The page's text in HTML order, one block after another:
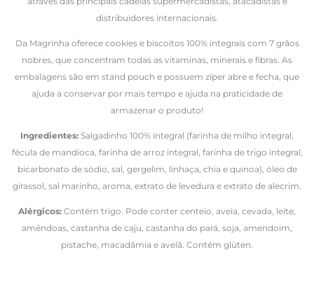
distribuidores internacionais.
Da Magrinha oferece cookies e biscoitos 100% integrais com 7 grãos
nobres, que concentram todas as vitaminas, minerais e fibras. As
embalagens são em stand pouch e possuem zíper abre e fecha, que
ajuda a conservar por mais tempo e ajuda na praticidade de
armazenar o produto!
Ingredientes: Salgadinho 100% integral (farinha de milho integral,
fécula de mandioca, farinha de arroz integral, farinha de trigo integral,
bicarbonato de sódio, sal, gergelim, linhaça, chia e quinoa), óleo de
girassol, sal marinho, aroma, extrato de levedura e extrato de alecrim.
Alérgicos: Contém trigo. Pode conter centeio, aveia, cevada, leite,
amêndoas, castanha de caju, castanha do pará, soja, amendoim,
pistache, macadâmia e avelã. Contém glúten.